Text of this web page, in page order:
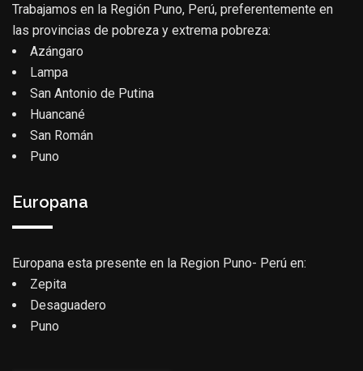
Trabajamos en la Región Puno, Perú, preferentemente en
las provincias de pobreza y extrema pobreza:
Azángaro
Lampa
San Antonio de Putina
Huancané
San Román
Puno
Europana
Europana esta presente en la Region Puno- Perú en:
Zepita
Desaguadero
Puno